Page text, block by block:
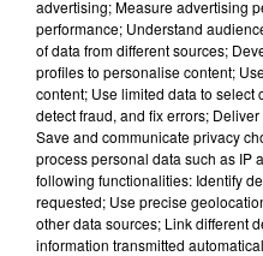
LE MAGASIN
SES PORTES
C'était l'une des
rémois. Le magasin
fermer ses portes.
TITRES DIFFUSÉS
19h42
19h42
advertising; Measure advertising
performance; Understand
of data from different sources;
profiles to personalise content;
content; Use limited data to select
detect fraud, and fix errors;
Save and communicate privacy
process personal data such as IP
following functionalities: Identify
requested; Use precise
other data sources; Link different
information transmitted